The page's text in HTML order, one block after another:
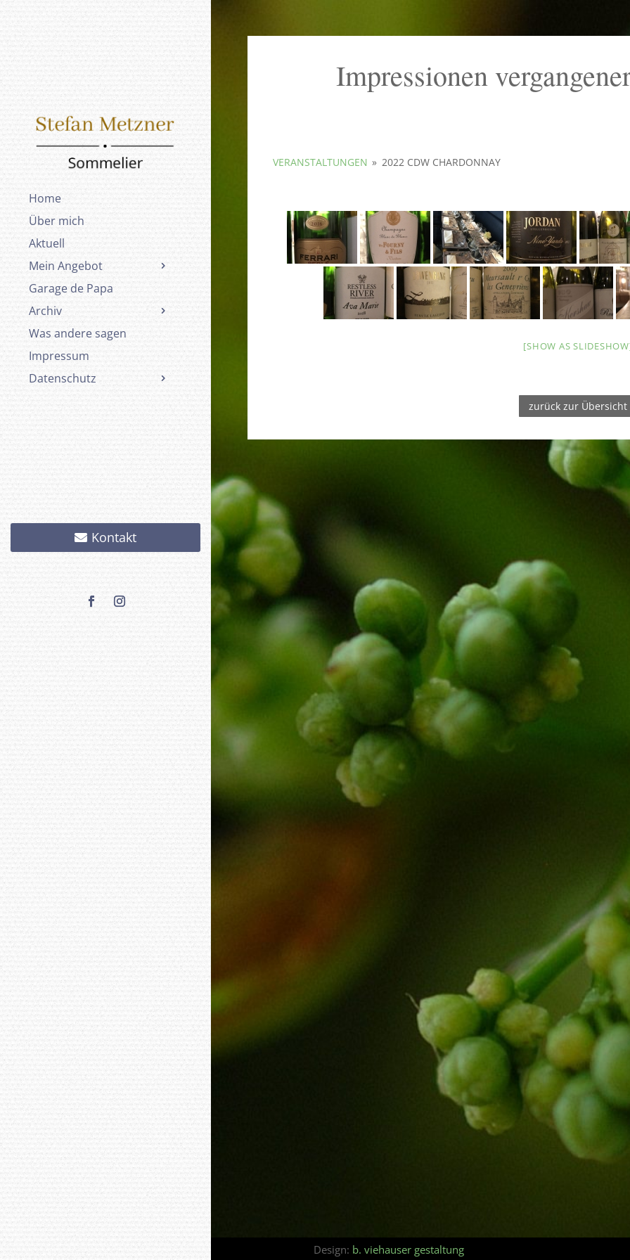
Home
Über mich
Aktuell
Mein Angebot
Garage de Papa
Archiv
Was andere sagen
Impressum
Datenschutz
Kontakt
Impressionen
VERANSTALTUNGEN » 2022 CDW CHARDONNAY
[SHOW AS
zurück zur Übersicht
Design: b. viehauser gestaltung